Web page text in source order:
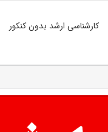
کارشناسی ارشد بدون کنکور